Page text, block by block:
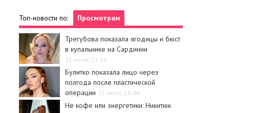
Топ-новости по: Просмотрам
Трегубова показала ягодицы и бюст
в купальнике на Сардинии
31 июля, 21:36
Булитко показала лицо через
полгода после пластической
операции 31 июля, 18:04
Не кофе или энергетики: Никитюк